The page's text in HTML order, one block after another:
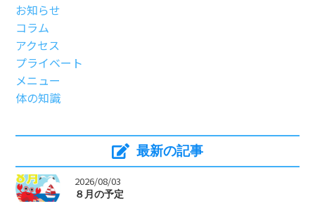
お知らせ
コラム
アクセス
プライベート
メニュー
体の知識
最新の記事
> 2026/08/03
８月の予定